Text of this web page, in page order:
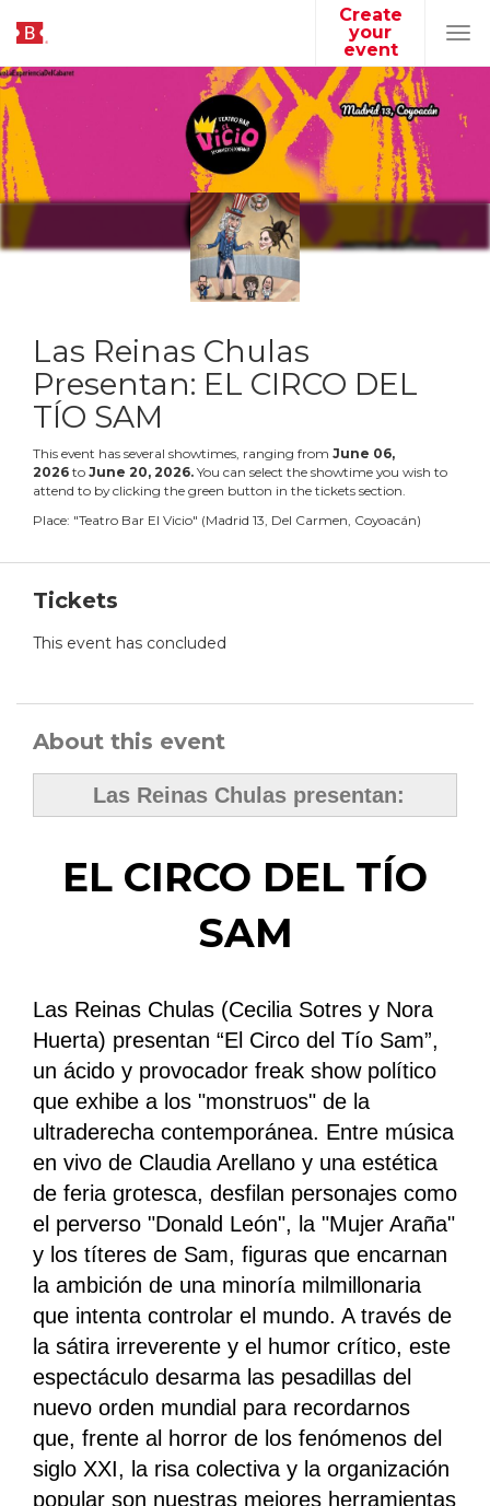
Create
your
event
Las Reinas Chulas
Presentan: EL CIRCO DEL
TÍO SAM
This event has several showtimes, ranging from June 06,
2026 to June 20, 2026. You can select the showtime you wish to
attend to by clicking the green button in the tickets section.
Place: "Teatro Bar El Vicio" (Madrid 13, Del Carmen, Coyoacán)
Tickets
This event has concluded
About this event
Las Reinas Chulas presentan:
EL CIRCO DEL TÍO
SAM
Las Reinas Chulas (Cecilia Sotres y Nora
Huerta) presentan “El Circo del Tío Sam”,
un ácido y provocador freak show político
que exhibe a los "monstruos" de la
ultraderecha contemporánea. Entre música
en vivo de Claudia Arellano y una estética
de feria grotesca, desfilan personajes como
el perverso "Donald León", la "Mujer Araña"
y los títeres de Sam, figuras que encarnan
la ambición de una minoría milmillonaria
que intenta controlar el mundo. A través de
la sátira irreverente y el humor crítico, este
espectáculo desarma las pesadillas del
nuevo orden mundial para recordarnos
que, frente al horror de los fenómenos del
siglo XXI, la risa colectiva y la organización
popular son nuestras mejores herramientas